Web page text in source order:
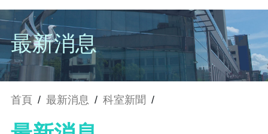
最新消息
首頁 / 最新消息 / 科室新聞 /